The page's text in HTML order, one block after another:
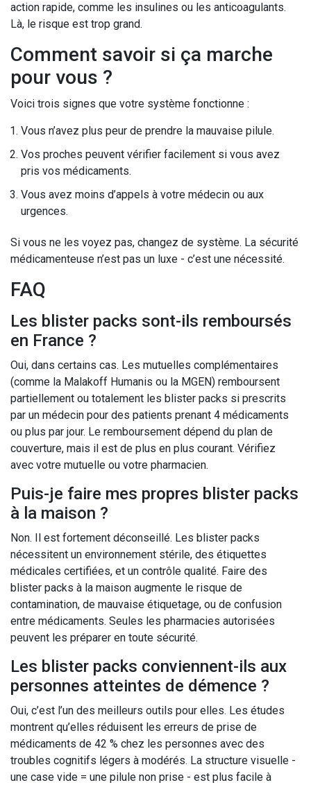
action rapide, comme les insulines ou les anticoagulants.
Là, le risque est trop grand.
Comment savoir si ça marche
pour vous ?
Voici trois signes que votre système fonctionne :
Vous n’avez plus peur de prendre la mauvaise pilule.
Vos proches peuvent vérifier facilement si vous avez
pris vos médicaments.
Vous avez moins d’appels à votre médecin ou aux
urgences.
Si vous ne les voyez pas, changez de système. La sécurité
médicamenteuse n’est pas un luxe - c’est une nécessité.
FAQ
Les blister packs sont-ils remboursés
en France ?
Oui, dans certains cas. Les mutuelles complémentaires
(comme la Malakoff Humanis ou la MGEN) remboursent
partiellement ou totalement les blister packs si prescrits
par un médecin pour des patients prenant 4 médicaments
ou plus par jour. Le remboursement dépend du plan de
couverture, mais il est de plus en plus courant. Vérifiez
avec votre mutuelle ou votre pharmacien.
Puis-je faire mes propres blister packs
à la maison ?
Non. Il est fortement déconseillé. Les blister packs
nécessitent un environnement stérile, des étiquettes
médicales certifiées, et un contrôle qualité. Faire des
blister packs à la maison augmente le risque de
contamination, de mauvaise étiquetage, ou de confusion
entre médicaments. Seules les pharmacies autorisées
peuvent les préparer en toute sécurité.
Les blister packs conviennent-ils aux
personnes atteintes de démence ?
Oui, c’est l’un des meilleurs outils pour elles. Les études
montrent qu’elles réduisent les erreurs de prise de
médicaments de 42 % chez les personnes avec des
troubles cognitifs légers à modérés. La structure visuelle -
une case vide = une pilule non prise - est plus facile à